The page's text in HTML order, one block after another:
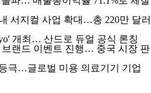
서지컬 사업 확대…총 220만 달러
개최… 산드로 듀얼 공식 론칭
브랜드 이벤트 진행… 중국 시장 판
극…글로벌 미용 의료기기 기업